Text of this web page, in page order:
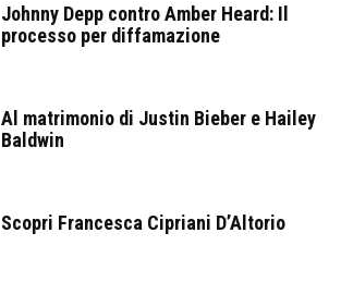
Johnny Depp contro Amber Heard: Il
processo per diffamazione
Al matrimonio di Justin Bieber e Hailey
Baldwin
Scopri Francesca Cipriani D’Altorio